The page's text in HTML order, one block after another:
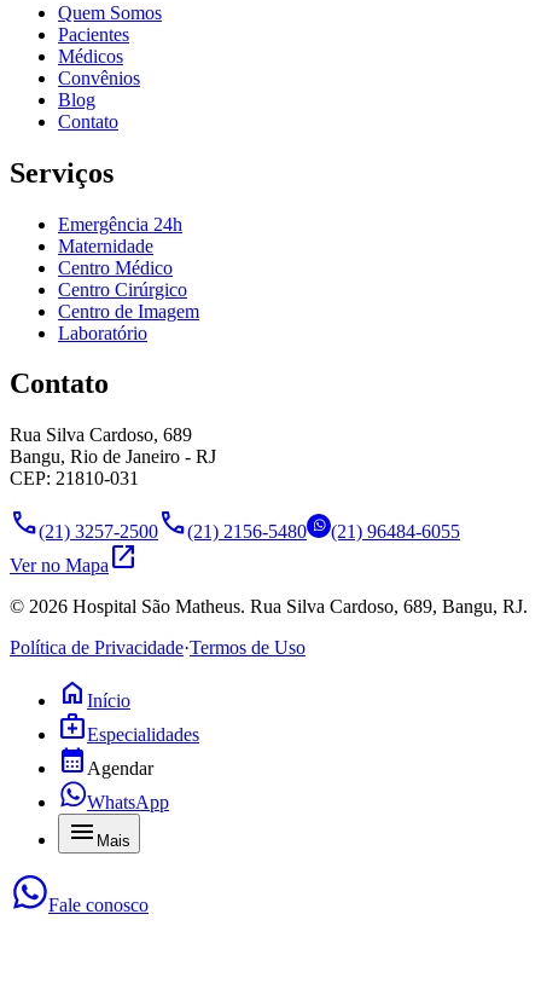
Quem Somos
Pacientes
Médicos
Convênios
Blog
Contato
Serviços
Emergência 24h
Maternidade
Centro Médico
Centro Cirúrgico
Centro de Imagem
Laboratório
Contato
Rua Silva Cardoso, 689
Bangu, Rio de Janeiro - RJ
CEP: 21810-031
call(21) 3257-2500call(21) 2156-5480
(21) 96484-6055
Ver no Mapa open_in_new
© 2026 Hospital São Matheus. Rua Silva Cardoso, 689, Bangu, RJ.
Política de Privacidade·Termos de Uso
home Início
medical_servicesEspecialidades
calendar_month Agendar
WhatsApp
menu Mais
Fale conosco